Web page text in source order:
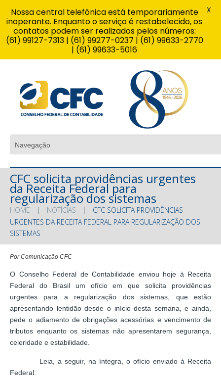
CFC solicita providências urgentes
da Receita Federal para
regularização dos sistemas
HOME NOTÍCIAS
CFC SOLICITA PROVIDÊNCIAS
URGENTES DA RECEITA FEDERAL PARA REGULARIZAÇÃO DOS
SISTEMAS
Por Comunicação CFC
O Conselho Federal de Contabilidade enviou hoje à Receita
Federal do Brasil um ofício em que solicita providências
urgentes para a regularização dos sistemas, que estão
apresentando lentidão desde o início desta semana, e ainda,
pede o adiamento de obrigações acessórias e vencimento de
tributos enquanto os sistemas não apresentarem segurança,
celeridade e estabilidade.
Leia, a seguir, na íntegra, o ofício enviado à Receita
Federal:
Nossa central telefônica está temporariamente
inoperante. Enquanto o serviço é restabelecido, os
contatos podem ser realizados pelos números:
(61) 99127-7313 | (61) 99277-0237 | (61) 99633-2770
| (61) 99633-5016
X